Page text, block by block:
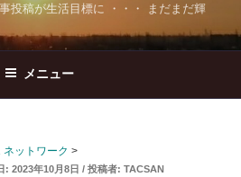
投稿が生活目標に ・・・ まだまだ輝
メニュー
ネットワーク >
2023年10月8日 投稿者: TACSAN